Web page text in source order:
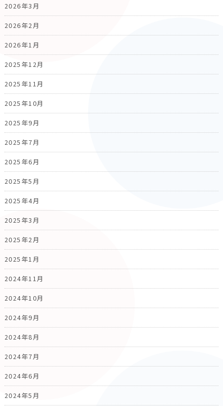
2026年3月
2026年2月
2026年1月
2025年12月
2025年11月
2025年10月
2025年9月
2025年7月
2025年6月
2025年5月
2025年4月
2025年3月
2025年2月
2025年1月
2024年11月
2024年10月
2024年9月
2024年8月
2024年7月
2024年6月
2024年5月